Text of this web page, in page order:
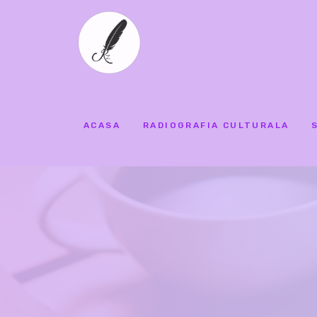
ACASA RADIOGRAFIA CULTURALA